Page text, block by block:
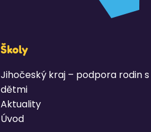
Školy
Jihočeský kraj – podpora rodin s
dětmi
Aktuality
Úvod